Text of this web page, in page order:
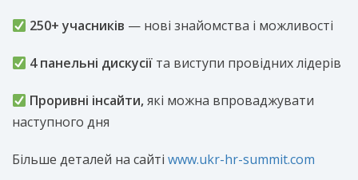
250+ учасників — нові знайомства і можливості
4 панельні дискусії та виступи провідних лідерів
Проривні інсайти,які можна впроваджувати
наступного дня
Більше деталей на сайті www.ukr-hr-summit.com